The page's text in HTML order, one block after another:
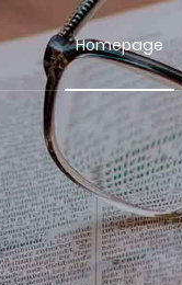
Homepage